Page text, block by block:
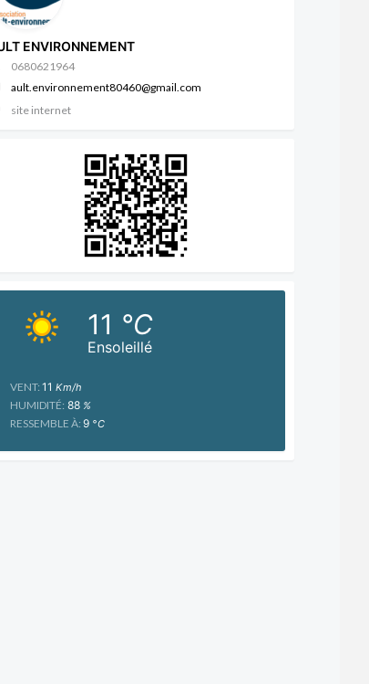
ENVIRONNEMENT
0680621964
ault.environnement80460@gmail.com
site internet
Ensoleillé
11 °C
VENT: 11 Km/h
HUMIDITÉ: 88%
RESSEMBLE À: 9°C